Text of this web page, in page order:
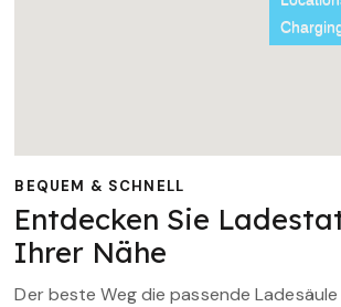
BEQUEM & SCHNELL
Entdecken Sie
Ihrer Nähe
Der beste Weg die passende